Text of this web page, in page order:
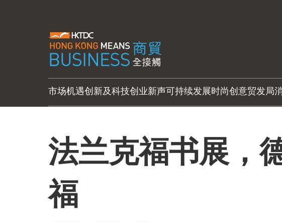
市场机遇创新及科技创业新声可持续发展时尚创意贸发局
法兰克福书展，
福